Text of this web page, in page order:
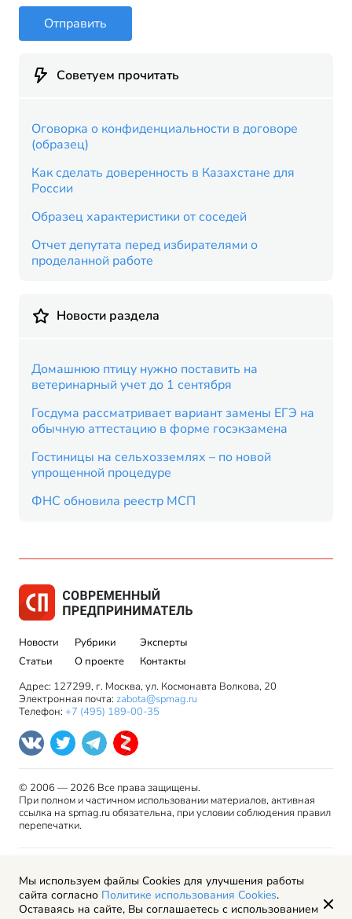
Отправить
Советуем прочитать
Оговорка о конфиденциальности в договоре
(образец)
Как сделать доверенность в Казахстане для
России
Образец характеристики от соседей
Отчет депутата перед избирателями о
проделанной работе
Новости раздела
Домашнюю птицу нужно поставить на
ветеринарный учет до 1 сентября
Госдума рассматривает вариант замены ЕГЭ на
обычную аттестацию в форме госэкзамена
Гостиницы на сельхозземлях – по новой
упрощенной процедуре
ФНС обновила реестр МСП
Новости
Статьи
Рубрики
О проекте
Эксперты
Контакты
Адрес: 127299, г. Москва, ул. Космонавта Волкова, 20
Электронная почта: zabota@spmag.ru
Телефон: +7 (495) 189-00-35
© 2006 — 2026 Все права защищены.
При полном и частичном использовании материалов, активная
ссылка на spmag.ru обязательна, при условии соблюдения правил
перепечатки.
права
Пользовательское соглашение
Политика обработки персональных данных
Мы используем файлы Cookies для улучшения работы
сайта согласно Политике использования Cookies.
Оставаясь на сайте, Вы соглашаетесь с использованием